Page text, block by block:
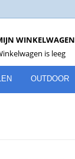
WINKELWAGEN
is leeg
OUTDOOR